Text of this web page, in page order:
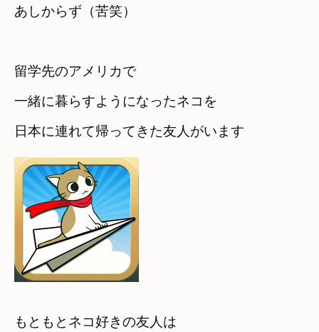
あしからず（苦笑）
留学先のアメリカで
一緒に暮らすようになったネコを
日本に連れて帰ってきた友人がいます
もともとネコ好きの友人は